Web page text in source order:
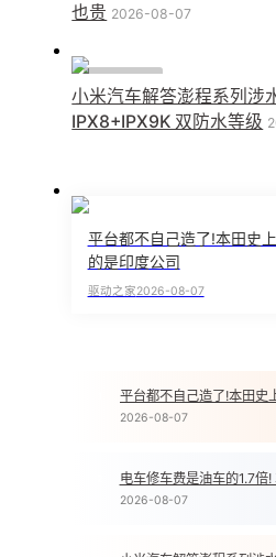
也贵 2026-08-07
小米汽车解答澎程系列涉
IPX8+IPX9K 双防水等级
平台都不自己造了!本田史
的是印度公司
驱动之家2026-08-07
2026-08-07
电车修车费是油车的1.7倍
2026-08-07